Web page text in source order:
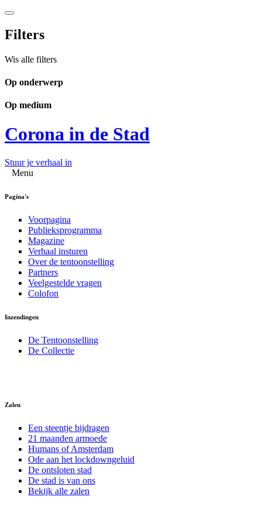
Filters
Wis alle filters
Op onderwerp
Op medium
Corona in de Stad
Stuur je verhaal in
Menu
Pagina's
Voorpagina
Publieksprogramma
Magazine
Verhaal insturen
Over de tentoonstelling
Partners
Veelgestelde vragen
Colofon
Inzendingen
De Tentoonstelling
De Collectie
Zalen
Een steentje bijdragen
21 maanden armoede
Humans of Amsterdam
Ode aan het lockdowngeluid
De ontsloten stad
De stad is van ons
Bekijk alle zalen